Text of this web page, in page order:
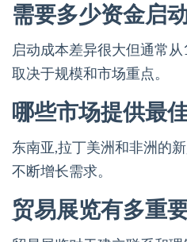
需要多少资金启
启动成本差异很大但通常
取决于规模和市场重点。
哪些市场提供最
东南亚,拉丁美洲和非洲的
不断增长需求。
贸易展览有多重